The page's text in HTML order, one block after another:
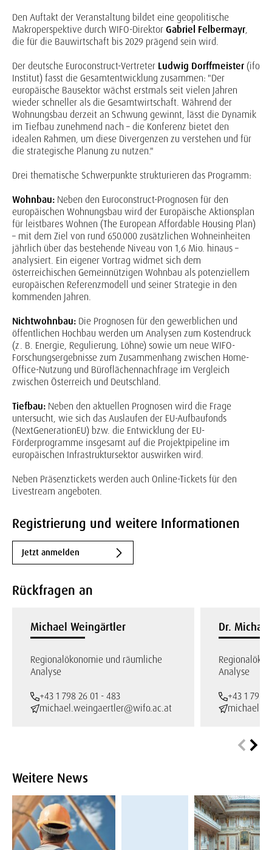
Den Auftakt der Veranstaltung bildet eine geopolitische
Makroperspektive durch WIFO-DirektorGabriel Felbermayr,
die für die Bauwirtschaft bis 2029 prägend sein wird.
Der deutsche Euroconstruct-Vertreter Ludwig Dorffmeister (ifo
Institut) fasst die Gesamtentwicklung zusammen: "Der
europäische Bausektor wächst erstmals seit vielen Jahren
wieder schneller als die Gesamtwirtschaft. Während der
Wohnungsbau derzeit an Schwung gewinnt, lässt die Dynamik
im Tiefbau zunehmend nach – die Konferenz bietet den
idealen Rahmen, um diese Divergenzen zu verstehen und für
die strategische Planung zu nutzen."
Drei thematische Schwerpunkte strukturieren das Programm:
Wohnbau: Neben den Euroconstruct-Prognosen für den
europäischen Wohnungsbau wird der Europäische Aktionsplan
für leistbares Wohnen (The European Affordable Housing Plan)
– mit dem Ziel von rund 650.000 zusätzlichen Wohneinheiten
jährlich über das bestehende Niveau von 1,6 Mio. hinaus –
analysiert. Ein eigener Vortrag widmet sich dem
österreichischen Gemeinnützigen Wohnbau als potenziellem
europäischen Referenzmodell und seiner Strategie in den
kommenden Jahren.
Nichtwohnbau: Die Prognosen für den gewerblichen und
öffentlichen Hochbau werden um Analysen zum Kostendruck
(z. B. Energie, Regulierung, Löhne) sowie um neue WIFO-
Forschungsergebnisse zum Zusammenhang zwischen Home-
Office-Nutzung und Büroflächennachfrage im Vergleich
zwischen Österreich und Deutschland.
Tiefbau: Neben den aktuellen Prognosen wird die Frage
untersucht, wie sich das Auslaufen der EU-Aufbaufonds
(NextGenerationEU) bzw. die Entwicklung der EU-
Förderprogramme insgesamt auf die Projektpipeline im
europäischen Infrastruktursektor auswirken wird.
Neben Präsenztickets werden auch Online-Tickets für den
Livestream angeboten.
Registrierung und weitere Informationen
Jetzt anmelden
Rückfragen an
Michael Weingärtler
Regionalökonomie und räumliche
Analyse
+43 1 798 26 01 - 483
michael.weingaertler@wifo.ac.at
Dr.
Analyse
+43 1 798
Weitere News